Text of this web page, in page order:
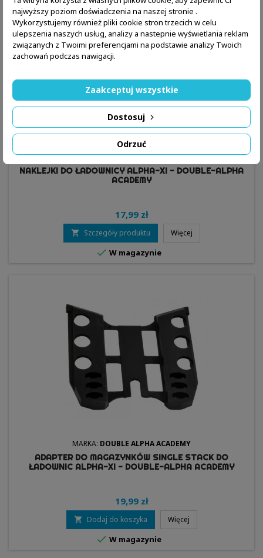
MARKA:DOUBLE ALPHA ACADEMY
NAKLEJKI DO ŁADOWNICY ALPHA-XI - DOUBLE-ALPHA
ACADEMY
17,99 zł
 Szczegóły produktu Więcej
 W magazynie
MARKA: DOUBLE ALPHA ACADEMY
ADAPTER DO MAGAZYNKÓW SINGLE STACK DO
ŁADOWNIC ALPHA-XI - DOUBLE-ALPHA ACADEMY
19,99 zł
 Dodaj do koszyka Więcej
 W magazynie
najwyższy poziom doświadczenia na naszej stronie .
Wykorzystujemy również pliki cookie stron trzecich w celu
ulepszenia naszych usług, analizy a nastepnie wyświetlania reklam
związanych z Twoimi preferencjami na podstawie analizy Twoich
zachowań podczas nawigacji.
Odrzuć
Dostosuj
Zaakceptuj wszystkie